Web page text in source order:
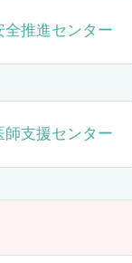
全推進センター
師支援センター